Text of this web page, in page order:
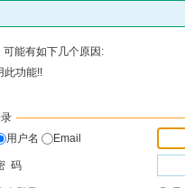
能有如下几个原因:
此功能!!
用户名
Email
码